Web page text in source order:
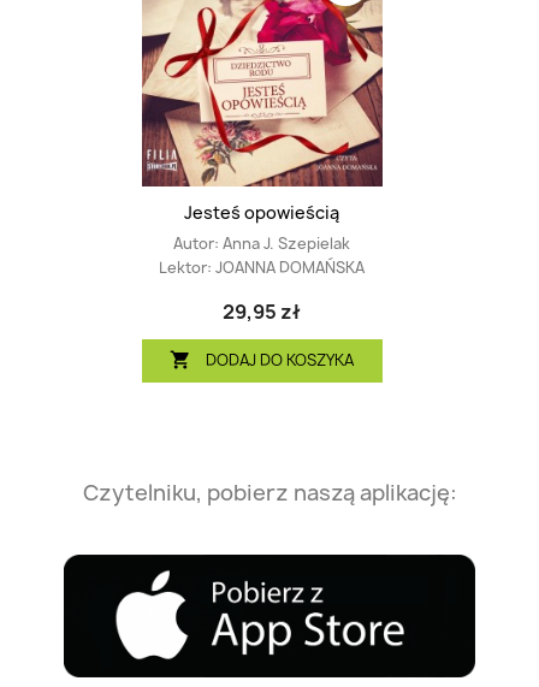
Jesteś opowieścią
Autor: Anna J. Szepielak
Lektor: JOANNA DOMAŃSKA
29,95 zł
 DODAJ DO KOSZYKA
Czytelniku, pobierz naszą aplikację: